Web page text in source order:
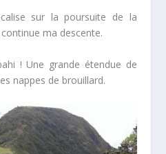
sur la poursuite de la
ma descente.
! Une grande étendue de
nappes de brouillard.